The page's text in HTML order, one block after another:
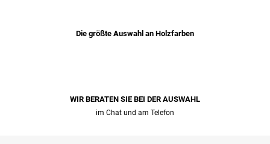
Die größte Auswahl an Holzfarben
WIR BERATEN SIE BEI ​​DER AUSWAHL
im Chat und am Telefon